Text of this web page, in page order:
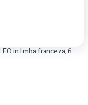
in limba franceza, 6